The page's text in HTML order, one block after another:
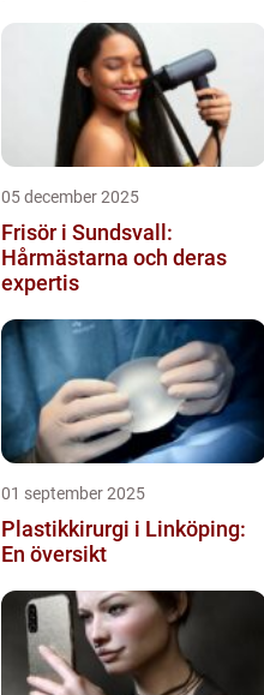
05 december 2025
Frisör i Sundsvall:
Hårmästarna och deras
expertis
01 september 2025
Plastikkirurgi i Linköping:
En översikt